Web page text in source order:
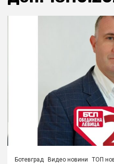
Ботевград Видео новини ТОП